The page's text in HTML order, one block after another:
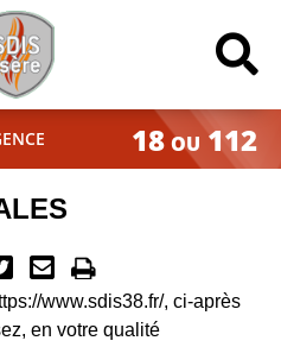
18 OU 112
www.sdis38.fr/, ci-après
en votre qualité